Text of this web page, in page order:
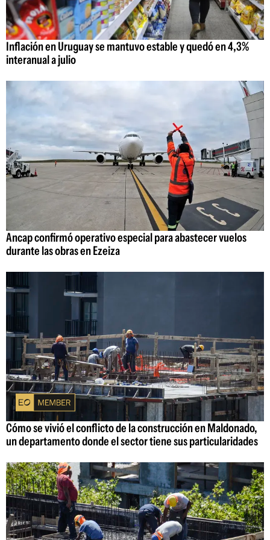
Inflación en Uruguay se mantuvo estable y quedó en 4,3%
interanual a julio
Ancap confirmó operativo especial para abastecer vuelos
durante las obras en Ezeiza
Cómo se vivió el conflicto de la construcción en Maldonado,
un departamento donde el sector tiene sus particularidades